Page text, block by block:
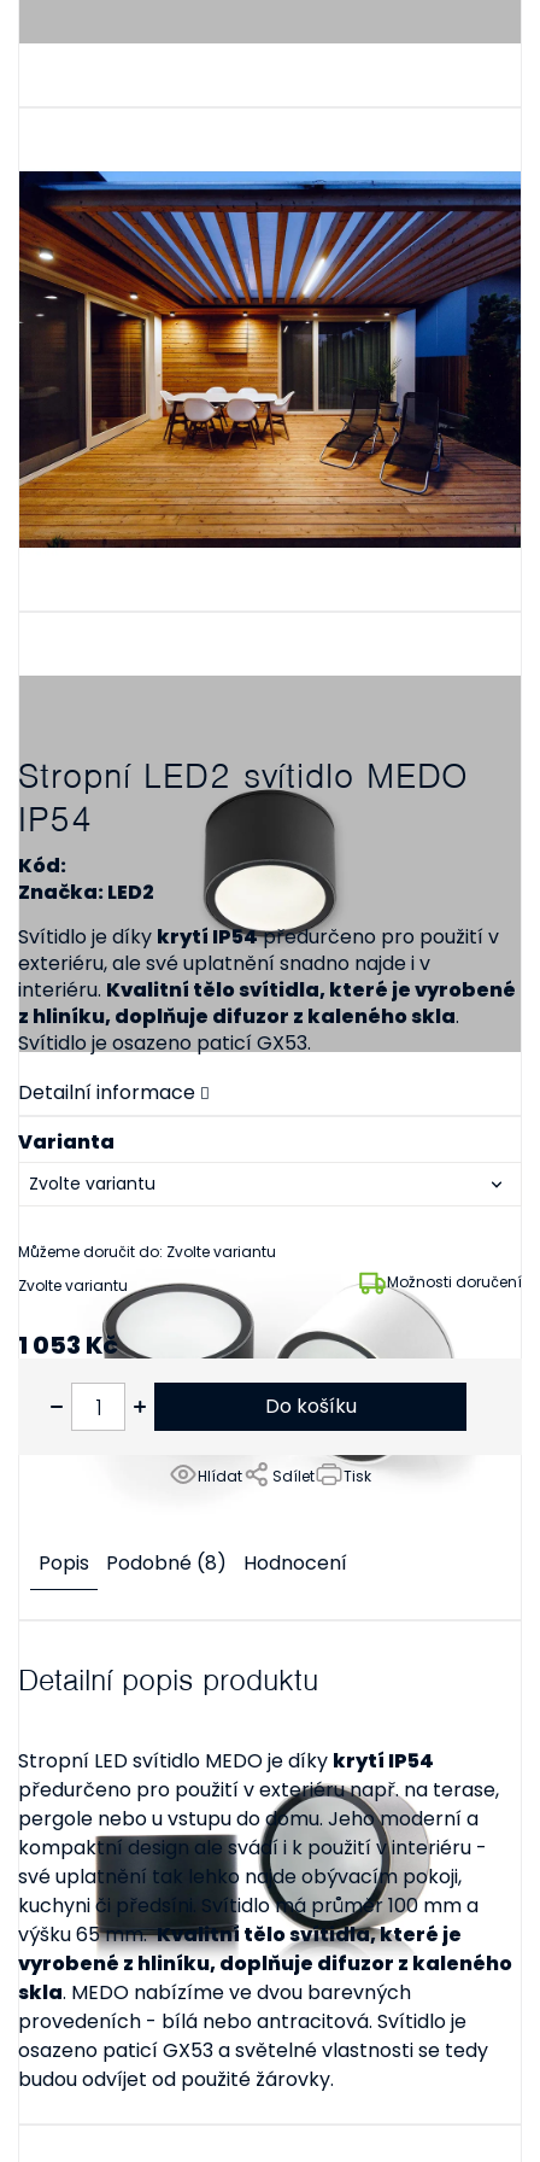
Stropní LED2 svítidlo MEDO
IP54
Kód:
Značka: LED2
Zvolte variantu Možnosti doručení
Varianta
Můžeme doručit do: Zvolte variantu
Svítidlo je díky krytí IP54předurčeno pro použití v
exteriéru, ale své uplatnění snadno najde i v
interiéru. Kvalitní tělo svítidla, které je vyrobené
z hliníku, doplňuje difuzor z kaleného skla.
Svítidlo je osazeno paticí GX53.
Detailní informace
Tisk
Hlídat Sdílet
1 053 Kč
Do košíku
Popis Podobné (8) Hodnocení
Detailní popis produktu
Stropní LED svítidlo MEDO je díky krytí IP54
předurčeno pro použití v exteriéru např. na terase,
pergole nebo u vstupu do domu. Jeho moderní a
kompaktní design ale svádí i k použití v interiéru -
své uplatnění tak lehko najde obývacím pokoji,
kuchyni či předsíni. Svítidlo má průměr 100 mm a
výšku 65 mm.Kvalitní tělo svítidla, které je
vyrobené z hliníku, doplňuje difuzor z kaleného
skla. MEDO nabízíme ve dvou barevných
provedeních - bílá nebo antracitová. Svítidlo je
osazeno paticí GX53 a světelné vlastnosti se tedy
budou odvíjet od použité žárovky.